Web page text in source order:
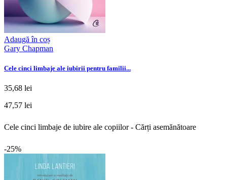
Adaugă în coș
Gary Chapman
Cele cinci limbaje ale iubirii pentru familii...
35,68 lei
47,57 lei
Cele cinci limbaje de iubire ale copiilor - Cărți asemănătoare
-25%